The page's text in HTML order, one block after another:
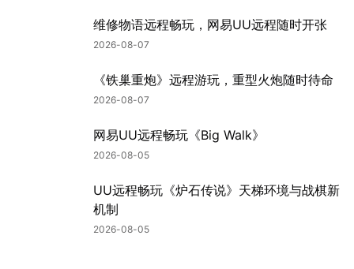
维修物语远程畅玩，网易UU远程随时开张
2026-08-07
《铁巢重炮》远程游玩，重型火炮随时待命
2026-08-07
网易UU远程畅玩《Big Walk》
2026-08-05
UU远程畅玩《炉石传说》天梯环境与战棋新
机制
2026-08-05